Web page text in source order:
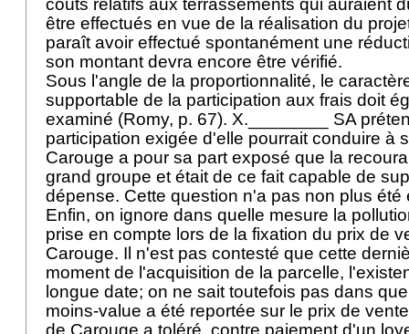
coûts relatifs aux terrassements qui auraient
être effectués en vue de la réalisation du
paraît avoir effectué spontanément une
son montant devra encore être vérifié.
Sous l'angle de la proportionnalité, le
supportable de la participation aux frais doit
examiné (Romy, p. 67). X.________ SA
participation exigée d'elle pourrait conduire à
Carouge a pour sa part exposé que la
grand groupe et était de ce fait capable de
dépense. Cette question n'a pas non plus
Enfin, on ignore dans quelle mesure la
prise en compte lors de la fixation du prix de
Carouge. Il n'est pas contesté que cette
moment de l'acquisition de la parcelle,
longue date; on ne sait toutefois pas dans
moins-value a été reportée sur le prix de
de Carouge a toléré, contre paiement d'un